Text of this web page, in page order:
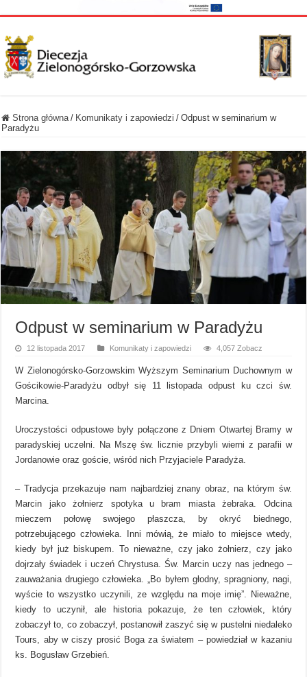
Strona główna / Komunikaty i zapowiedzi / Odpust w seminarium w
Paradyżu
Odpust w seminarium w Paradyżu
12 listopada 2017 Komunikaty i zapowiedzi 4,057 Zobacz
W Zielonogórsko-Gorzowskim Wyższym Seminarium Duchownym w
Gościkowie-Paradyżu odbył się 11 listopada odpust ku czci św.
Marcina.
Uroczystości odpustowe były połączone z Dniem Otwartej Bramy w
paradyskiej uczelni. Na Mszę św. licznie przybyli wierni z parafii w
Jordanowie oraz goście, wśród nich Przyjaciele Paradyża.
– Tradycja przekazuje nam najbardziej znany obraz, na którym św.
Marcin jako żołnierz spotyka u bram miasta żebraka. Odcina
mieczem połowę swojego płaszcza, by okryć biednego,
potrzebującego człowieka. Inni mówią, że miało to miejsce wtedy,
kiedy był już biskupem. To nieważne, czy jako żołnierz, czy jako
dojrzały świadek i uczeń Chrystusa. Św. Marcin uczy nas jednego –
zauważania drugiego człowieka. „Bo byłem głodny, spragniony, nagi,
wyście to wszystko uczynili, ze względu na moje imię”. Nieważne,
kiedy to uczynił, ale historia pokazuje, że ten człowiek, który
zobaczył to, co zobaczył, postanowił zaszyć się w pustelni niedaleko
Tours, aby w ciszy prosić Boga za światem – powiedział w kazaniu
ks. Bogusław Grzebień.